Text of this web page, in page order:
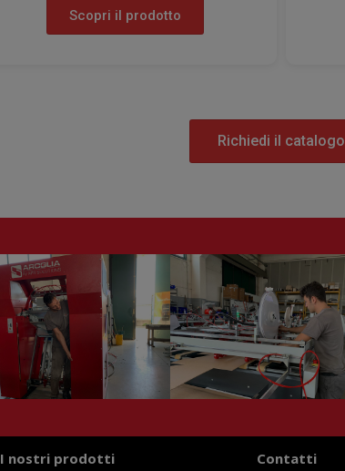
Scopri il prodotto
Richiedi il catalogo
I nostri prodotti Contatti